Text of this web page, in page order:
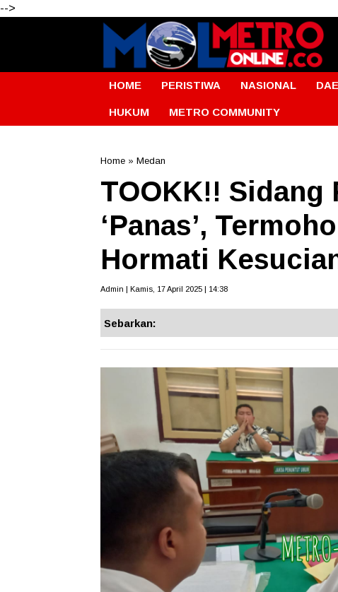
-->
HOME PERISTIWA NASIONAL
HUKUM METRO COMMUNITY
Home » Medan
TOOKK!!
‘Panas’,
Hormati
Admin | Kamis, 17 April 2025 | 14:38
Sebarkan: